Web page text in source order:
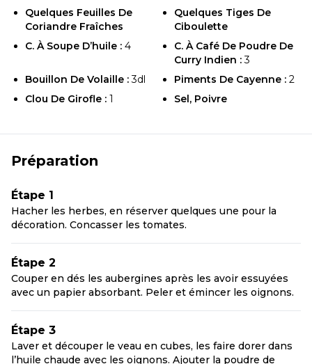
Quelques Feuilles De
Coriandre Fraîches
Quelques Tiges De
Ciboulette
C. À Soupe D’huile : 4
C. À Café De Poudre De
Curry Indien :3
Bouillon De Volaille :3dl Piments De Cayenne : 2
Clou De Girofle : 1 Sel, Poivre
Préparation
Étape 1
Hacher les herbes, en réserver quelques une pour la
décoration. Concasser les tomates.
Étape 2
Couper en dés les aubergines après les avoir essuyées
avec un papier absorbant. Peler et émincer les oignons.
Étape 3
Laver et découper le veau en cubes, les faire dorer dans
l’huile chaude avec les oignons. Ajouter la poudre de